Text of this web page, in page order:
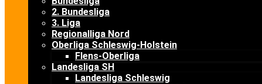
2. Bundesliga
3. Liga
Regionalliga Nord
Oberliga Schleswig-Holstein
Flens-Oberliga
Landesliga SH
Landesliga Schleswig